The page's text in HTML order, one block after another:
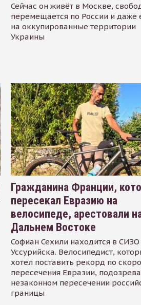
Сейчас он живёт в Москве,
перемещается по России и даже
на оккупированные территории
Украины
Гражданина Франции,
пересекал Евразию на
велосипеде, арестовали
Дальнем Востоке
Софиан Сехили находится в СИЗО
Уссурийска. Велосипедист,
хотел поставить рекорд по
пересечения Евразии,
незаконном пересечении
границы